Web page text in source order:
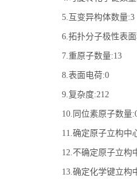
5.互变异构体数量:3
6.拓扑分子极性表
7.重原子数量:13
8.表面电荷:0
9.复杂度:212
10.同位素原子数量
11.确定原子立构中
12.不确定原子立构
13.确定化学键立构